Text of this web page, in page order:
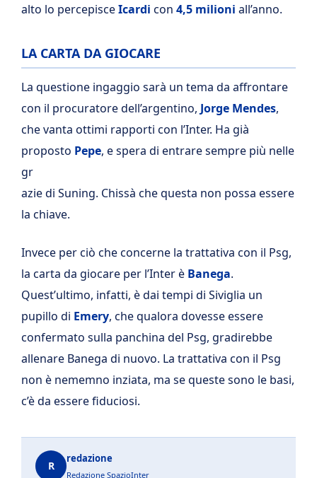
alto lo percepisceIcardi con 4,5 milioni all’anno.
LA CARTA DA GIOCARE
La questione ingaggio sarà un tema da affrontare
con il procuratore dell’argentino, Jorge Mendes,
che vanta ottimi rapporti con l’Inter. Ha già
proposto Pepe, e spera di entrare sempre più nelle
gr
azie di Suning. Chissà che questa non possa essere
la chiave.
Invece per ciò che concerne la trattativa con il Psg,
la carta da giocare per l’Inter è Banega.
Quest’ultimo, infatti, è dai tempi di Siviglia un
pupillo di Emery, che qualora dovesse essere
confermato sulla panchina del Psg, gradirebbe
allenare Banega di nuovo. La trattativa con il Psg
non è nememno inziata, ma se queste sono le basi,
c’è da essere fiduciosi.
R
redazione
Redazione SpazioInter